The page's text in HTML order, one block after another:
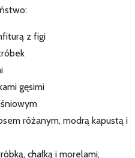
z figi
gęsimi
różanym, modrą kapustą i
chałką i morelami,